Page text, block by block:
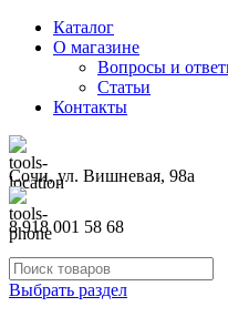
Каталог
О магазине
Вопросы и
Статьи
Контакты
Сочи, ул. Вишневая, 98а
8 918 001 58 68
Выбрать раздел